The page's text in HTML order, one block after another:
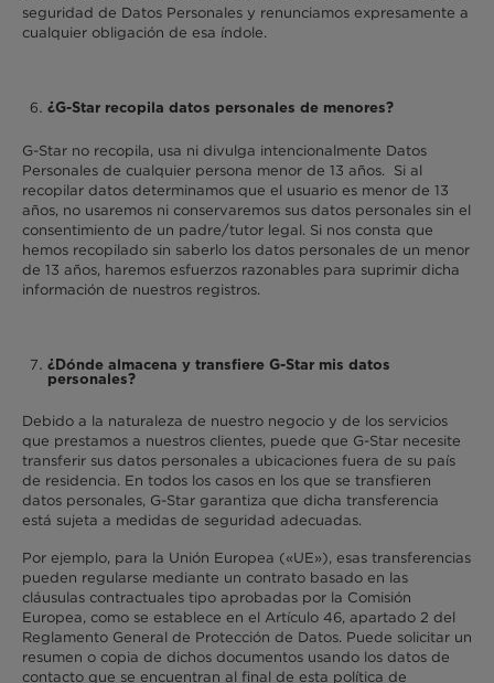
seguridad de Datos Personales y renunciamos expresamente a
cualquier obligación de esa índole.
¿G-Star recopila datos personales de menores?
G-Star no recopila, usa ni divulga intencionalmente Datos
Personales de cualquier persona menor de 13 años. Si al
recopilar datos determinamos que el usuario es menor de 13
años, no usaremos ni conservaremos sus datos personales sin el
consentimiento de un padre/tutor legal. Si nos consta que
hemos recopilado sin saberlo los datos personales de un menor
de 13 años, haremos esfuerzos razonables para suprimir dicha
información de nuestros registros.
¿Dónde almacena y transfiere G-Star mis datos
personales?
Debido a la naturaleza de nuestro negocio y de los servicios
que prestamos a nuestros clientes, puede que G-Star necesite
transferir sus datos personales a ubicaciones fuera de su país
de residencia. En todos los casos en los que se transfieren
datos personales, G-Star garantiza que dicha transferencia
está sujeta a medidas de seguridad adecuadas.
Por ejemplo, para la Unión Europea («UE»), esas transferencias
pueden regularse mediante un contrato basado en las
cláusulas contractuales tipo aprobadas por la Comisión
Europea, como se establece en el Artículo 46, apartado 2 del
Reglamento General de Protección de Datos. Puede solicitar un
resumen o copia de dichos documentos usando los datos de
contacto que se encuentran al final de esta política de